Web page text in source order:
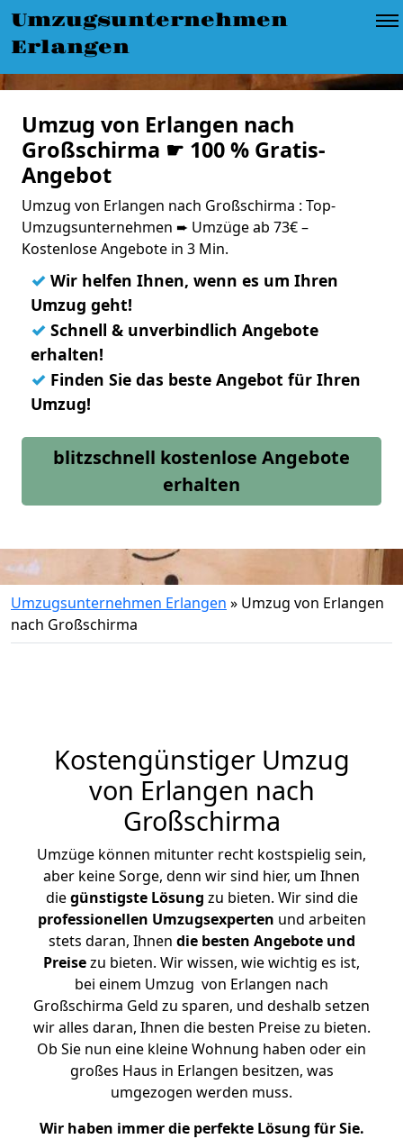
Umzugsunternehmen
Erlangen
Umzug von Erlangen nach
Großschirma ☛ 100 % Gratis-
Angebot
Umzug von Erlangen nach Großschirma : Top-
Umzugsunternehmen ➨ Umzüge ab 73€ –
Kostenlose Angebote in 3 Min.
✓ Wir helfen Ihnen, wenn es um Ihren
Umzug geht!
✓ Schnell & unverbindlich Angebote
erhalten!
✓ Finden Sie das beste Angebot für Ihren
Umzug!
blitzschnell kostenlose Angebote
erhalten
Umzugsunternehmen Erlangen » Umzug von Erlangen
nach Großschirma
Kostengünstiger Umzug
von Erlangen nach
Großschirma
Umzüge können mitunter recht kostspielig sein,
aber keine Sorge, denn wir sind hier, um Ihnen
diegünstigste Lösung zu bieten. Wir sind die
professionellen Umzugsexperten und arbeiten
stets daran, Ihnen die besten Angebote und
Preisezu bieten. Wir wissen, wie wichtig es ist,
bei einem Umzug von Erlangen nach
Großschirma Geld zu sparen, und deshalb setzen
wir alles daran, Ihnen die besten Preise zu bieten.
Ob Sie nun eine kleine Wohnung haben oder ein
großes Haus in Erlangen besitzen, was
umgezogen werden muss.
Wir haben immer die perfekte Lösung für Sie.